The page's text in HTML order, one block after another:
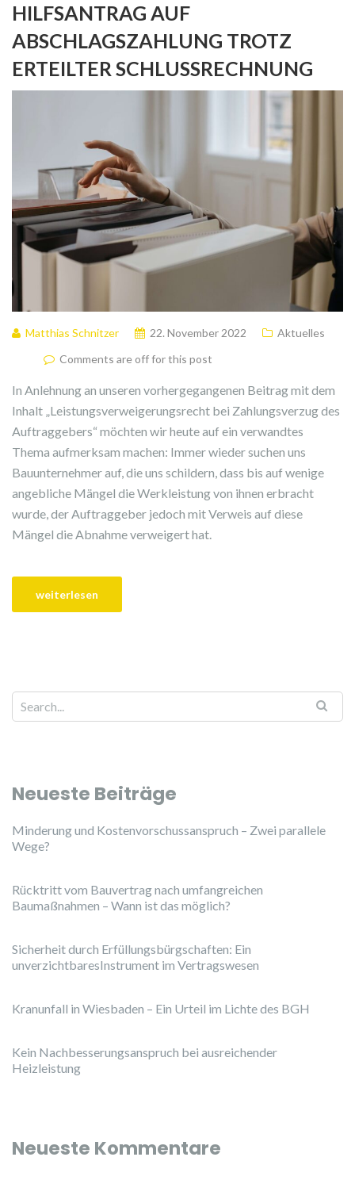
HILFSANTRAG AUF
ABSCHLAGSZAHLUNG TROTZ
ERTEILTER SCHLUSSRECHNUNG
Matthias Schnitzer 22. November 2022
Aktuelles
Comments are off for this post
In Anlehnung an unseren vorhergegangenen Beitrag mit dem
Inhalt „Leistungsverweigerungsrecht bei Zahlungsverzug des
Auftraggebers“ möchten wir heute auf ein verwandtes
Thema aufmerksam machen: Immer wieder suchen uns
Bauunternehmer auf, die uns schildern, dass bis auf wenige
angebliche Mängel die Werkleistung von ihnen erbracht
wurde, der Auftraggeber jedoch mit Verweis auf diese
Mängel die Abnahme verweigert hat.
Neueste Beiträge
Minderung und Kostenvorschussanspruch – Zwei parallele
Wege?
Rücktritt vom Bauvertrag nach umfangreichen
Baumaßnahmen – Wann ist das möglich?
Sicherheit durch Erfüllungsbürgschaften: Ein
unverzichtbaresInstrument im Vertragswesen
Kranunfall in Wiesbaden – Ein Urteil im Lichte des BGH
Kein Nachbesserungsanspruch bei ausreichender
Heizleistung
Neueste Kommentare